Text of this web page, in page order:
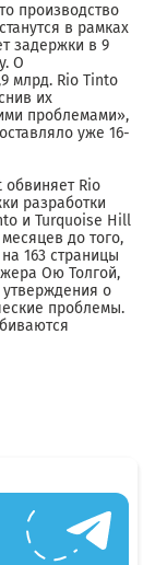
производство
в рамках
задержки в 9
О
млрд. Rio Tinto
их
проблемами»,
уже 16-
Rio
разработки
и Turquoise Hill
до того,
163 страницы
Ою Толгой,
о
проблемы.